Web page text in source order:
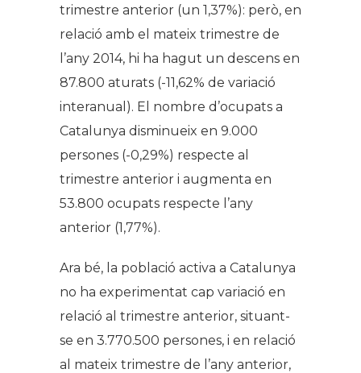
trimestre anterior (un 1,37%): però, en
relació amb el mateix trimestre de
l’any 2014, hi ha hagut un descens en
87.800 aturats (-11,62% de variació
interanual). El nombre d’ocupats a
Catalunya disminueix en 9.000
persones (-0,29%) respecte al
trimestre anterior i augmenta en
53.800 ocupats respecte l’any
anterior (1,77%).
Ara bé, la població activa a Catalunya
no ha experimentat cap variació en
relació al trimestre anterior, situant-
se en 3.770.500 persones, i en relació
al mateix trimestre de l’any anterior,